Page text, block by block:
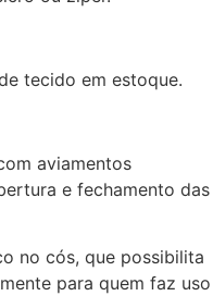
tecido em estoque.
aviamentos
e fechamento das
no cós, que possibilita
para quem faz uso